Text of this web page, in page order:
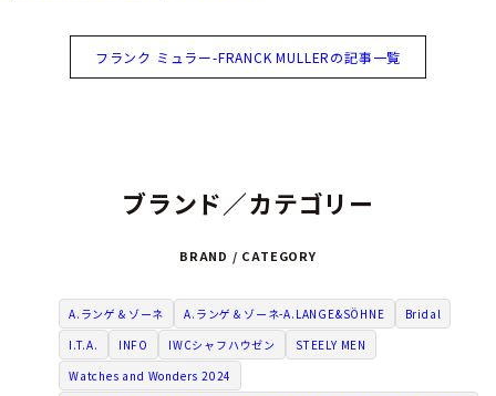
フランク ミュラー-FRANCK MULLERの記事一覧
ブランド／カテゴリー
BRAND / CATEGORY
A.ランゲ＆ゾーネ A.ランゲ＆ゾーネ-A.LANGE&SÖHNE
Bridal
I.T.A.
INFO IWCシャフハウゼン
STEELY MEN
Watches and Wonders 2024